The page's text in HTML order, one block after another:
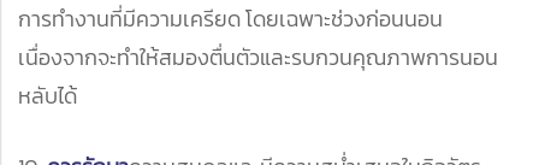
การทำงานที่มีความเครียด โดยเฉพาะช่วงก่อนนอน
เนื่องจากจะทำให้สมองตื่นตัวและรบกวนคุณภาพการนอน
หลับได้